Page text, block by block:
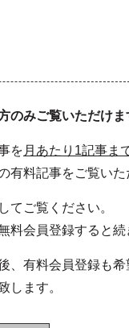
のみご覧いただけま
を 月あたり1記事ま
有料記事をご覧いた
てご覧ください。
料会員登録すると続
、有料会員登録も希
します。